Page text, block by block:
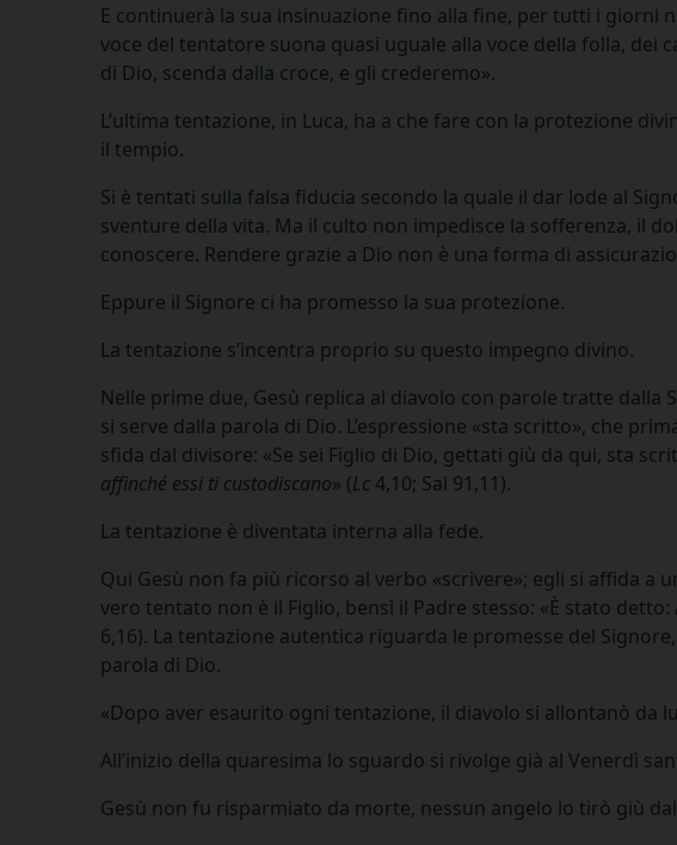
E continuerà la sua insinuazione fino alla fine, per tutti i giorni
voce del tentatore suona quasi uguale alla voce della folla, dei
di Dio, scenda dalla croce, e gli crederemo».
L’ultima tentazione, in Luca, ha a che fare con la protezione
il tempio.
Si è tentati sulla falsa fiducia secondo la quale il dar lode al
sventure della vita. Ma il culto non impedisce la sofferenza, il
conoscere. Rendere grazie a Dio non è una forma di
Eppure il Signore ci ha promesso la sua protezione.
La tentazione s’incentra proprio su questo impegno divino.
Nelle prime due, Gesù replica al diavolo con parole tratte dalla
si serve dalla parola di Dio. L’espressione «sta scritto», che
sfida dal divisore: «Se sei Figlio di Dio, gettati giù da qui, sta
affinché essi ti custodiscano» (Lc 4,10; Sal 91,11).
La tentazione è diventata interna alla fede.
Qui Gesù non fa più ricorso al verbo «scrivere»; egli si affida a
vero tentato non è il Figlio, bensì il Padre stesso: «È stato detto:
6,16). La tentazione autentica riguarda le promesse del
parola di Dio.
«Dopo aver esaurito ogni tentazione, il diavolo si allontanò da
All’inizio della quaresima lo sguardo si rivolge già al Venerdì
Gesù non fu risparmiato da morte, nessun angelo lo tirò giù